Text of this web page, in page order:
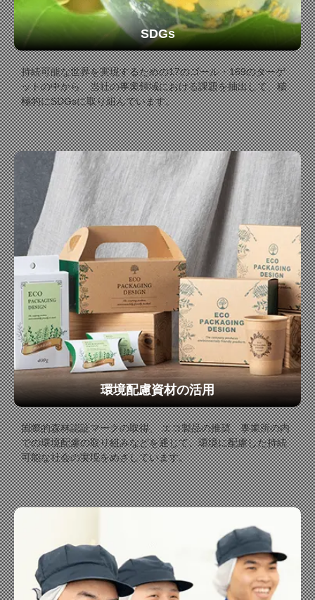
SDGs
持続可能な世界を実現するための17のゴール・169のターゲ
ットの中から、当社の事業領域における課題を抽出して、積
極的にSDGsに取り組んでいます。
環境配慮資材の活用
国際的森林認証マークの取得、 エコ製品の推奨、事業所の内
での環境配慮の取り組みなどを通じて、環境に配慮した持続
可能な社会の実現をめざしています。